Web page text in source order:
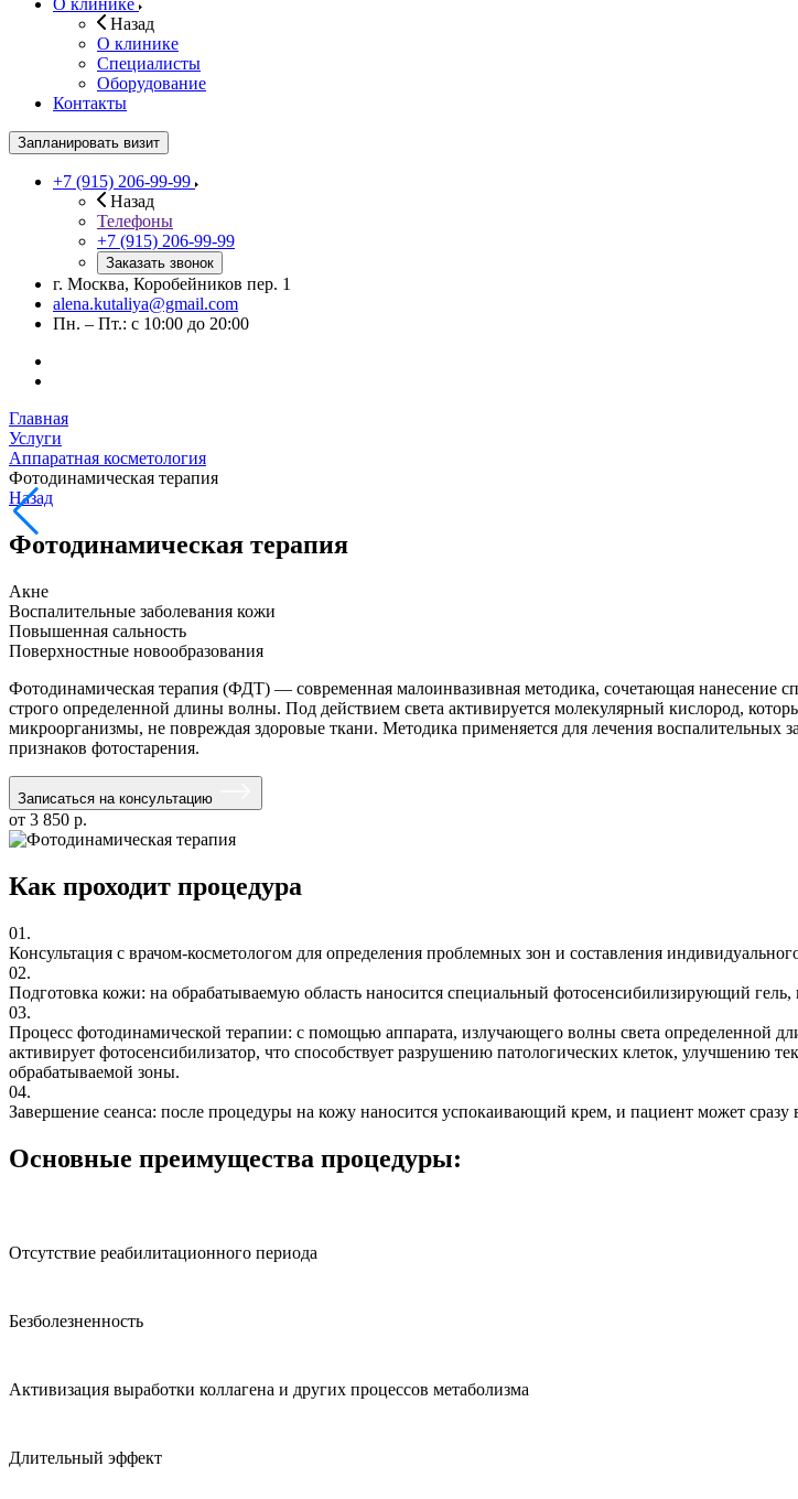
О клинике
Назад
О клинике
Специалисты
Оборудование
Контакты
Запланировать визит
+7 (915) 206-99-99
Назад
Телефоны
+7 (915) 206-99-99
Заказать звонок
г. Москва, Коробейников пер. 1
alena.kutaliya@gmail.com
Пн. – Пт.: с 10:00 до 20:00
Главная
Услуги
Аппаратная косметология
Фотодинамическая терапия
Назад
Фотодинамическая терапия
Акне
Воспалительные заболевания кожи
Повышенная сальность
Поверхностные новообразования
Фотодинамическая терапия (ФДТ) — современная малоинвазивная методика, сочетающая нанесение
строго определенной длины волны. Под действием света активируется молекулярный кислород,
микроорганизмы, не повреждая здоровые ткани. Методика применяется для лечения воспалительных
признаков фотостарения.
Записаться на консультацию
от 3 850 р.
Как проходит процедура
01.
Консультация с врачом-косметологом для определения проблемных зон и составления
02.
Подготовка кожи: на обрабатываемую область наносится специальный фотосенсибилизирующий гель,
03.
Процесс фотодинамической терапии: с помощью аппарата, излучающего волны света определенной
активирует фотосенсибилизатор, что способствует разрушению патологических клеток,
обрабатываемой зоны.
04.
Завершение сеанса: после процедуры на кожу наносится успокаивающий крем, и пациент может сразу
Основные преимущества процедуры:
Отсутствие реабилитационного периода
Безболезненность
Активизация выработки коллагена и других процессов метаболизма
Длительный эффект